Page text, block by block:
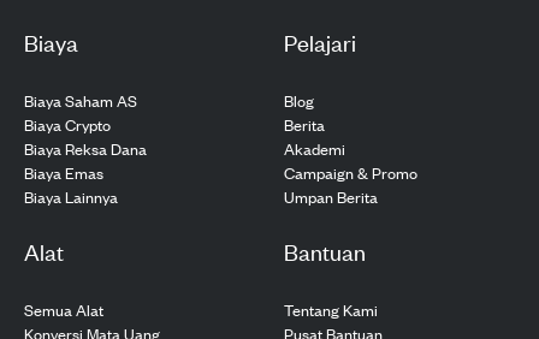
Biaya
Biaya Saham AS
Biaya Crypto
Biaya Reksa Dana
Biaya Emas
Biaya Lainnya
Pelajari
Blog
Berita
Akademi
Campaign & Promo
Umpan Berita
Alat
Semua Alat
Konversi Mata Uang
Bantuan
Tentang Kami
Pusat Bantuan